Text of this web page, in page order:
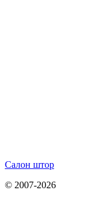
Салон штор
© 2007-2026